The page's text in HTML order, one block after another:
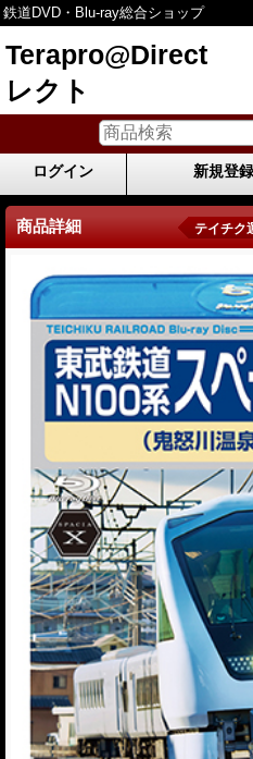
鉄道DVD・Blu-ray総合ショップ
Terapro@Direct
レクト
ログイン 新規登録
商品詳細 テイチク